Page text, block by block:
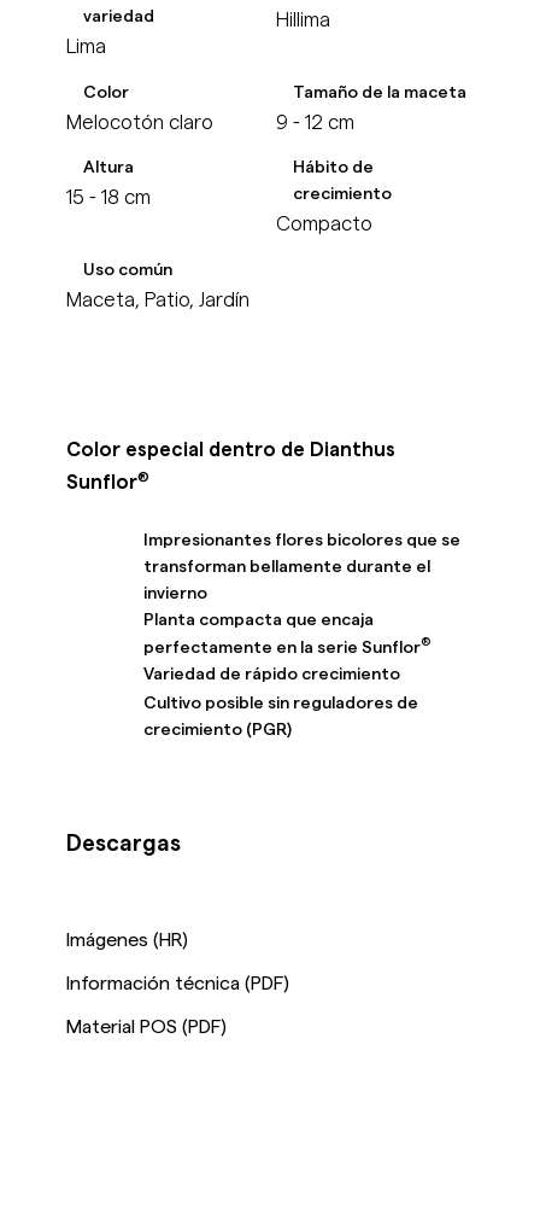
variedad
Lima
Hillima
Color
Melocotón claro
Tamaño de la maceta
9 - 12 cm
Altura
15 - 18 cm
Hábito de
crecimiento
Compacto
Uso común
Maceta, Patio, Jardín
Color especial dentro de Dianthus
Sunflor®
Impresionantes flores bicolores que se
transforman bellamente durante el
invierno
Planta compacta que encaja
perfectamente en la serie Sunflor®
Variedad de rápido crecimiento
Cultivo posible sin reguladores de
crecimiento (PGR)
Descargas
Imágenes (HR)
Información técnica (PDF)
Material POS (PDF)